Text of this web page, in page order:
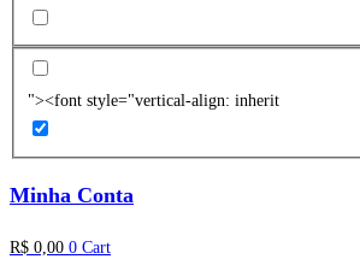
"><font style="vertical-align: inherit
Minha Conta
R$ 0,00 0 Cart